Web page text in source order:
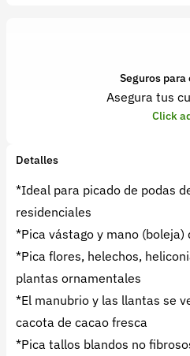
Seguros para
Asegura tus
Click
Detalles
*Ideal para picado de podas
residenciales
*Pica vástago y mano (boleja)
*Pica flores, helechos,
plantas ornamentales
*El manubrio y las llantas se
cacota de cacao fresca
*Pica tallos blandos no